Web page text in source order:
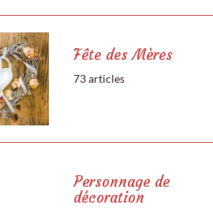
Fête des Mères
73 articles
Personnage de
décoration